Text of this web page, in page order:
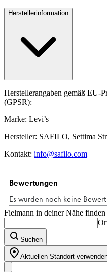
Herstellerinformation
Herstellerangaben gemäß EU-
(GPSR):
Marke: Levi’s
Hersteller: SAFILO, Settima
Kontakt: info@safilo.com
Fielmann in deiner Nähe finden
Suchen
Aktuellen Standort